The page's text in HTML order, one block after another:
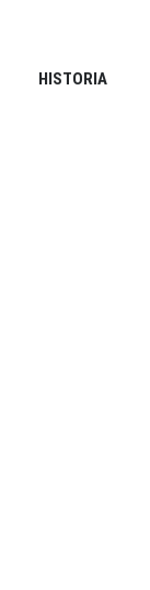
HISTORIA